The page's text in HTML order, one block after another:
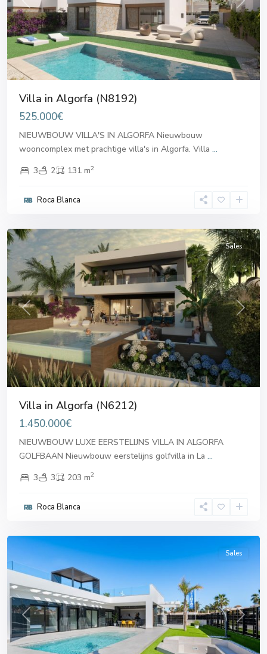
Previous Next
Villa in Algorfa (N8192)
525.000€
NIEUWBOUW VILLA'S IN ALGORFA Nieuwbouw
wooncomplex met prachtige villa's in Algorfa. Villa ...
3
2 131 m2
Roca Blanca
Previous Next
Sales
Villa in Algorfa (N6212)
1.450.000€
NIEUWBOUW LUXE EERSTELIJNS VILLA IN ALGORFA
GOLFBAAN Nieuwbouw eerstelijns golfvilla in La ...
3
3 203 m2
Roca Blanca
Previous Next
Sales